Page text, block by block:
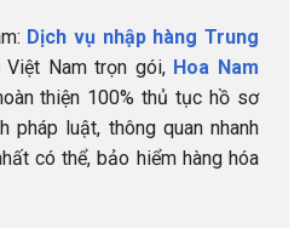
Dịch vụ nhập hàng Trung
Việt Nam trọn gói, Hoa Nam
thiện 100% thủ tục hồ sơ
pháp luật, thông quan nhanh
có thể, bảo hiểm hàng hóa